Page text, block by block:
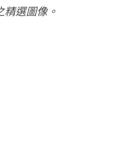
選圖像。